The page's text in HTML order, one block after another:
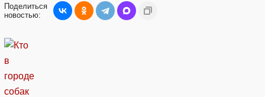
Поделиться
новостью: